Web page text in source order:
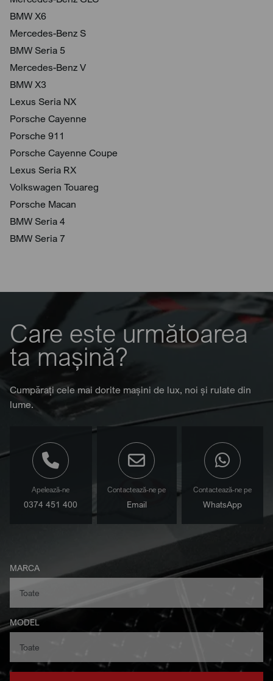
BMW X6
Mercedes-Benz S
BMW Seria 5
Mercedes-Benz V
BMW X3
Lexus Seria NX
Porsche Cayenne
Porsche 911
Porsche Cayenne Coupe
Lexus Seria RX
Volkswagen Touareg
Porsche Macan
BMW Seria 4
BMW Seria 7
Care este următoarea
ta mașină?
Cumpărați cele mai dorite mașini de lux, noi și rulate din
lume.
Apelează-ne
0374 451 400
Contactează-ne pe
Email
Contactează-ne pe
WhatsApp
MARCA
MODEL